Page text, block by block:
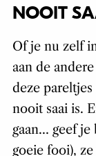
NOOIT
Of je nu zelf
aan de
deze
nooit saai is.
gaan… geef je
goeie fooi),